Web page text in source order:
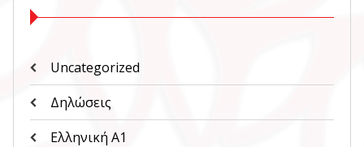
Uncategorized
Δηλώσεις
Ελληνική Α1